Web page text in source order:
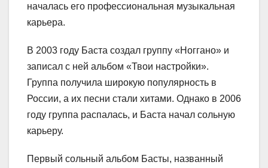
началась его профессиональная музыкальная
карьера.
В 2003 году Баста создал группу «Ноггано» и
записал с ней альбом «Твои настройки».
Группа получила широкую популярность в
России, а их песни стали хитами. Однако в 2006
году группа распалась, и Баста начал сольную
карьеру.
Первый сольный альбом Басты, названный